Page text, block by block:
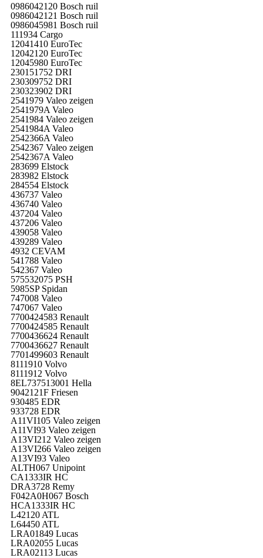
0986042120 Bosch ruil
0986042121 Bosch ruil
0986045981 Bosch ruil
111934 Cargo
12041410 EuroTec
12042120 EuroTec
12045980 EuroTec
230151752 DRI
230309752 DRI
230323902 DRI
2541979 Valeo zeigen
2541979A Valeo
2541984 Valeo zeigen
2541984A Valeo
2542366A Valeo
2542367 Valeo zeigen
2542367A Valeo
283699 Elstock
283982 Elstock
284554 Elstock
436737 Valeo
436740 Valeo
437204 Valeo
437206 Valeo
439058 Valeo
439289 Valeo
4932 CEVAM
541788 Valeo
542367 Valeo
575532075 PSH
5985SP Spidan
747008 Valeo
747067 Valeo
7700424583 Renault
7700424585 Renault
7700436624 Renault
7700436627 Renault
7701499603 Renault
8111910 Volvo
8111912 Volvo
8EL737513001 Hella
9042121F Friesen
930485 EDR
933728 EDR
A11VI105 Valeo zeigen
A11VI93 Valeo zeigen
A13VI212 Valeo zeigen
A13VI266 Valeo zeigen
A13VI93 Valeo
ALTH067 Unipoint
CA1333IR HC
DRA3728 Remy
F042A0H067 Bosch
HCA1333IR HC
L42120 ATL
L64450 ATL
LRA01849 Lucas
LRA02055 Lucas
LRA02113 Lucas